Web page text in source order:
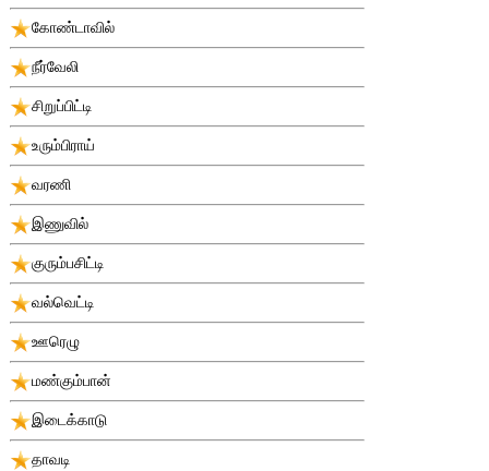
கோண்டாவில்
நீர்வேலி
சிறுப்பிட்டி
உரும்பிராய்
வரணி
இணுவில்
குரும்பசிட்டி
வல்வெட்டி
ஊரெழு
மண்கும்பான்
இடைக்காடு
தாவடி